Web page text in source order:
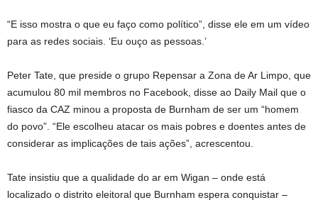
“E isso mostra o que eu faço como político”, disse ele em um vídeo
para as redes sociais. ‘Eu ouço as pessoas.’
Peter Tate, que preside o grupo Repensar a Zona de Ar Limpo, que
acumulou 80 mil membros no Facebook, disse ao Daily Mail que o
fiasco da CAZ minou a proposta de Burnham de ser um “homem
do povo”. “Ele escolheu atacar os mais pobres e doentes antes de
considerar as implicações de tais ações”, acrescentou.
Tate insistiu que a qualidade do ar em Wigan – onde está
localizado o distrito eleitoral que Burnham espera conquistar –